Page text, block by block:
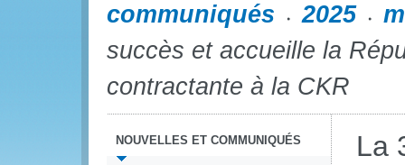
communiqués
2025
succès et accueille la
contractante à la CKR
NOUVELLES ET COMMUNIQUÉS
La